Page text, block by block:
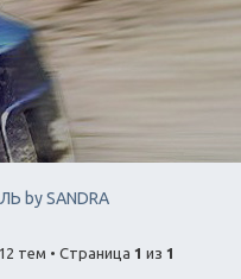
by SANDRA
12 тем • Страница 1 из 1